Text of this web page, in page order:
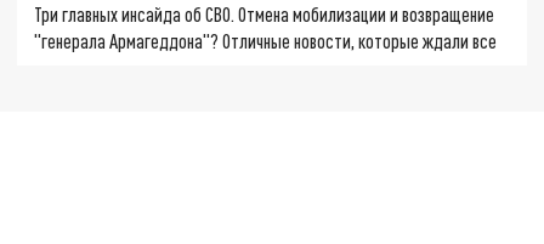
Три главных инсайда об СВО. Отмена мобилизации и возвращение
"генерала Армагеддона"? Отличные новости, которые ждали все